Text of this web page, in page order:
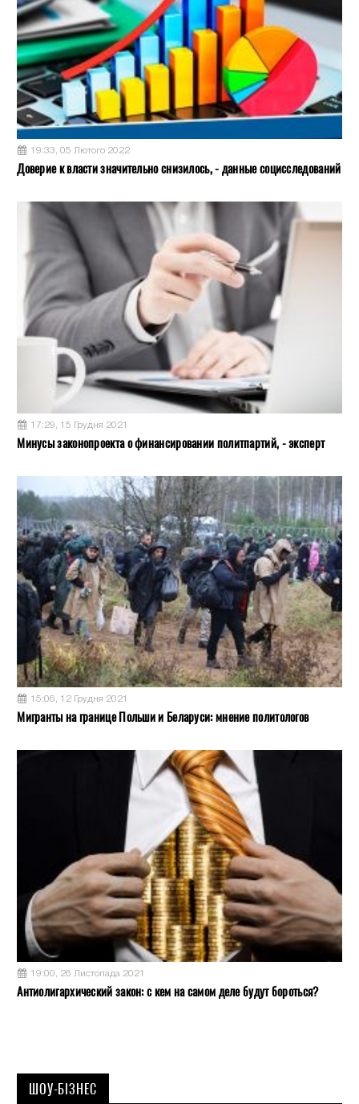
19:33, 05 Лютого 2022
Доверие к власти значительно снизилось, - данные социсследований
17:29, 15 Грудня 2021
Минусы законопроекта о финансировании политпартий, - эксперт
15:06, 12 Грудня 2021
Мигранты на границе Польши и Беларуси: мнение политологов
19:00, 26 Листопада 2021
Антиолигархический закон: с кем на самом деле будут бороться?
ШОУ-БІЗНЕС